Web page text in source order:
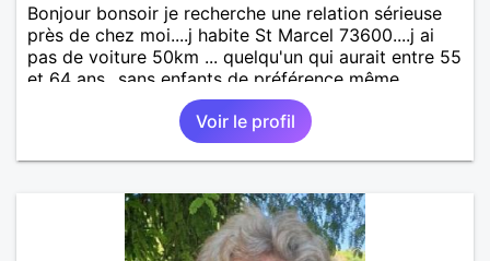
Bonjour bonsoir je recherche une relation sérieuse
près de chez moi....j habite St Marcel 73600....j ai
pas de voiture 50km ... quelqu'un qui aurait entre 55
et 64 ans...sans enfants de préférence même
adultes et qui n aurait garder aucun contact avec
une où plusieurs ex...si vous correspondez à ma
recherche ecrivez moi je vous répondrai...
Voir le profil